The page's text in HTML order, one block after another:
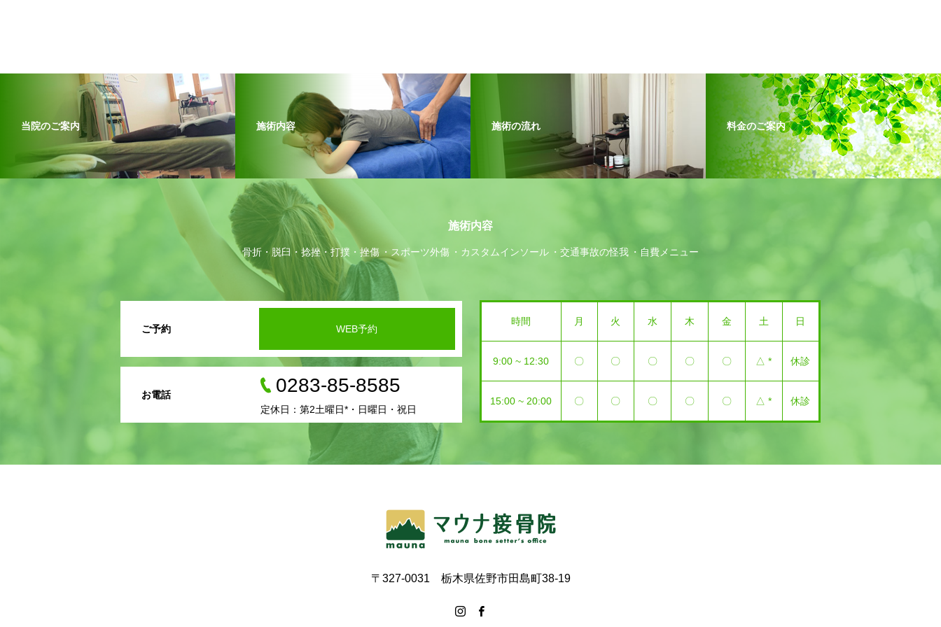
当院のご案内 施術内容 施術の流れ 料金のご案内
施術内容
骨折・脱臼・捻挫・打撲・挫傷 スポーツ外傷 カスタムインソール 交通事故の怪我 自費メニュー
ご予約 WEB予約
お電話 0283-85-8585
定休日：第2土曜日*・日曜日・祝日
時間 月 火 水 木 金 土 日
9:00 ~ 12:30 〇 〇 〇 〇 〇 △ * 休診
15:00 ~ 20:00 〇 〇 〇 〇 〇 △ * 休診
〒327-0031 栃木県佐野市田島町38-19